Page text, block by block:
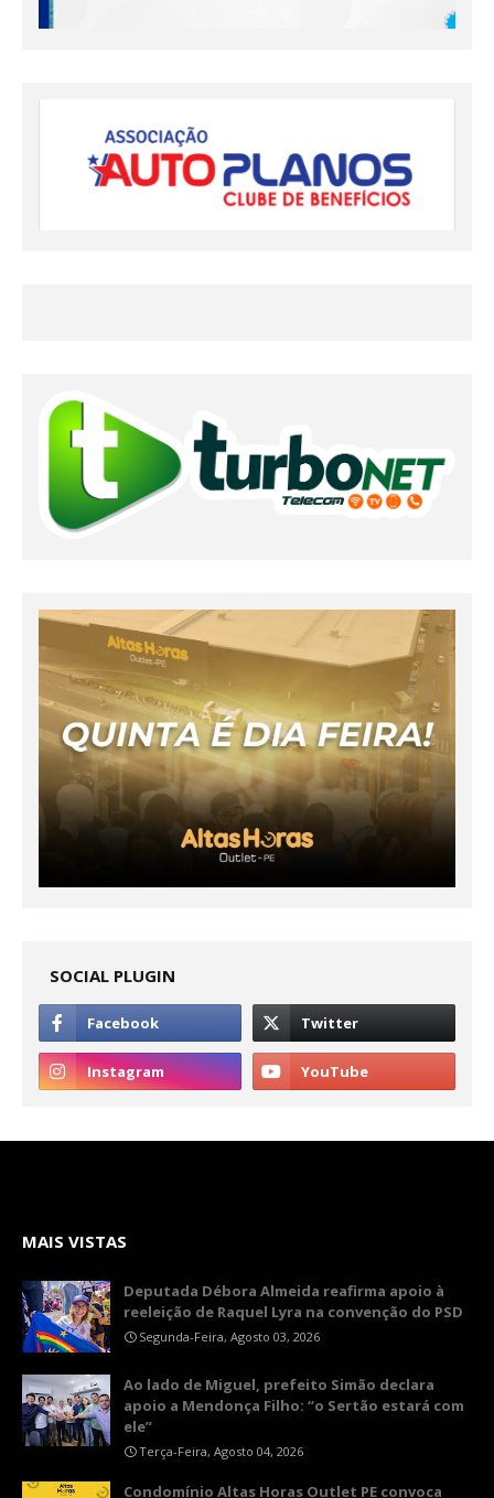
SOCIAL PLUGIN
MAIS VISTAS
Deputada Débora Almeida reafirma apoio à
reeleição de Raquel Lyra na convenção do PSD
Segunda-Feira, Agosto 03, 2026
Ao lado de Miguel, prefeito Simão declara
apoio a Mendonça Filho: “o Sertão estará com
ele”
Terça-Feira, Agosto 04, 2026
Condomínio Altas Horas Outlet PE convoca